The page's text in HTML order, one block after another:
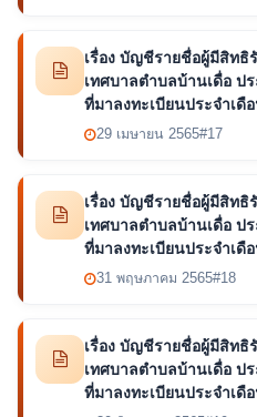
เรื่อง บัญชีรายชื่อผู้มีสิทธิ
เทศบาลตำบลบ้านเดื่อ ป
ที่มาลงทะเบียนประจำเดื
29 เมษายน 2565#17
เรื่อง บัญชีรายชื่อผู้มีสิทธิ
เทศบาลตำบลบ้านเดื่อ ป
ที่มาลงทะเบียนประจำเดื
31 พฤษภาคม 2565#18
เรื่อง บัญชีรายชื่อผู้มีสิทธิ
เทศบาลตำบลบ้านเดื่อ ป
ที่มาลงทะเบียนประจำเดื